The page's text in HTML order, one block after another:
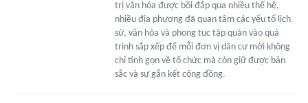
trị văn hóa được bồi đắp qua nhiều thế hệ,
nhiều địa phương đã quan tâm các yếu tố lịch
sử, văn hóa và phong tục tập quán vào quá
trình sắp xếp để mỗi đơn vị dân cư mới không
chỉ tinh gọn về tổ chức mà còn giữ được bản
sắc và sự gắn kết cộng đồng.